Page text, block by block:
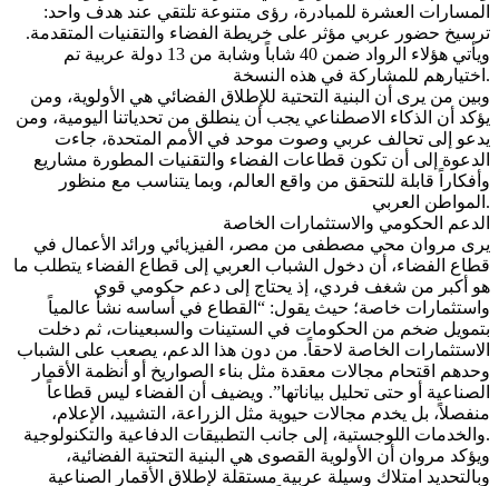
المسارات العشرة للمبادرة، رؤى متنوعة تلتقي عند هدف واحد:
ترسيخ حضور عربي مؤثر على خريطة الفضاء والتقنيات المتقدمة.
ويأتي هؤلاء الرواد ضمن 40 شاباً وشابة من 13 دولة عربية تم
اختيارهم للمشاركة في هذه النسخة.
وبين من يرى أن البنية التحتية للإطلاق الفضائي هي الأولوية، ومن
يؤكد أن الذكاء الاصطناعي يجب أن ينطلق من تحدياتنا اليومية، ومن
يدعو إلى تحالف عربي وصوت موحد في الأمم المتحدة، جاءت
الدعوة إلى أن تكون قطاعات الفضاء والتقنيات المطورة مشاريع
وأفكاراً قابلة للتحقق من واقع العالم، وبما يتناسب مع منظور
المواطن العربي.
الدعم الحكومي والاستثمارات الخاصة
يرى مروان محي مصطفى من مصر، الفيزيائي ورائد الأعمال في
قطاع الفضاء، أن دخول الشباب العربي إلى قطاع الفضاء يتطلب ما
هو أكبر من شغف فردي، إذ يحتاج إلى دعم حكومي قوي
واستثمارات خاصة؛ حيث يقول: “القطاع في أساسه نشأ عالمياً
بتمويل ضخم من الحكومات في الستينات والسبعينات، ثم دخلت
الاستثمارات الخاصة لاحقاً. من دون هذا الدعم، يصعب على الشباب
وحدهم اقتحام مجالات معقدة مثل بناء الصواريخ أو أنظمة الأقمار
الصناعية أو حتى تحليل بياناتها”. ويضيف أن الفضاء ليس قطاعاً
منفصلاً، بل يخدم مجالات حيوية مثل الزراعة، التشييد، الإعلام،
والخدمات اللوجستية، إلى جانب التطبيقات الدفاعية والتكنولوجية.
ويؤكد مروان أن الأولوية القصوى هي البنية التحتية الفضائية،
وبالتحديد امتلاك وسيلة عربية مستقلة لإطلاق الأقمار الصناعية